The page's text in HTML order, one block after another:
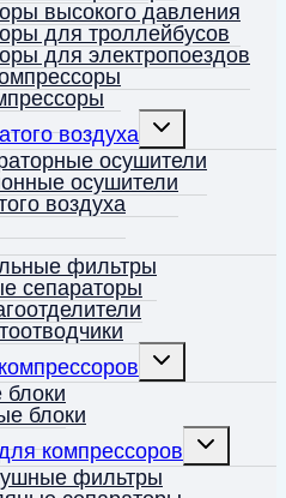
высокого давления
для троллейбусов
для электропоездов
воздуха
Переключить
меню
осушители
осушители
воздуха
фильтры
сепараторы
Переключить
блоки
блоки
компрессоров
Переключить
фильтры